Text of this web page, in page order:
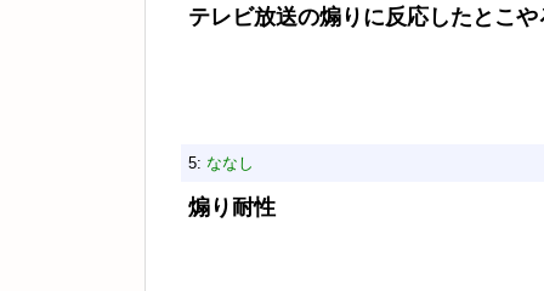
テレビ放送の煽りに反応したとこや
5: ななし
煽り耐性